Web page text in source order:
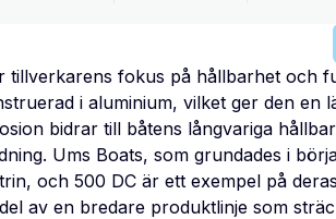
tillverkarens fokus på hållbarhet och
i aluminium, vilket ger den en
bidrar till båtens långvariga
Ums Boats, som grundades i
och 500 DC är ett exempel på
av en bredare produktlinje som